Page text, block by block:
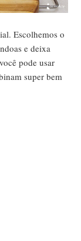
Escolhemos o
e deixa
pode usar
super bem